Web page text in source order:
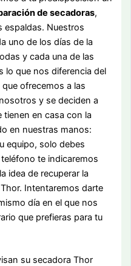
de secadoras,
espaldas. Nuestros
uno de los días de la
y cada una de las
lo que nos diferencia del
ofrecemos a las
y se deciden a
tienen en casa con la
en nuestras manos:
equipo, solo debes
te indicaremos
idea de recuperar la
Intentaremos darte
día en el que nos
que prefieras para tu
su secadora Thor